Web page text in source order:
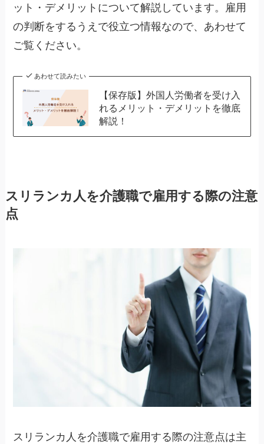
ット・デメリットについて解説しています。雇用
の判断をするうえで役立つ情報なので、あわせて
ご覧ください。
あわせて読みたい
【保存版】外国人労働者を受け入
れるメリット・デメリットを徹底
解説！
スリランカ人を介護職で雇用する際の注意
点
スリランカ人を介護職で雇用する際の注意点は主